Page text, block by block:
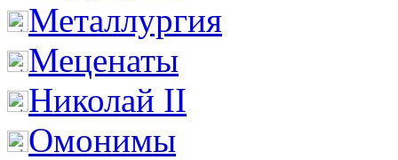
Металлургия
Меценаты
Николай II
Омонимы